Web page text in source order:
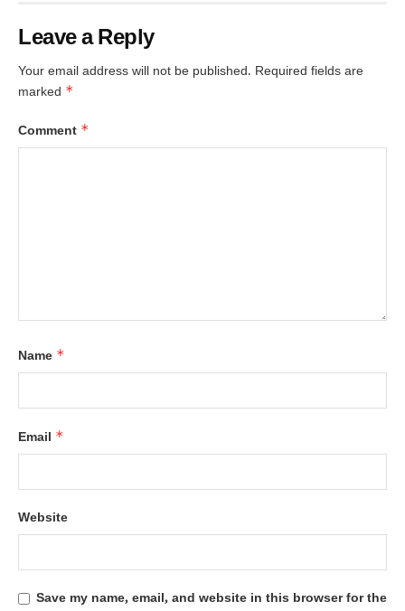
Leave a Reply
Your email address will not be published. Required fields are
marked *
Comment *
Name *
Email *
Website
Save my name, email, and website in this browser for the